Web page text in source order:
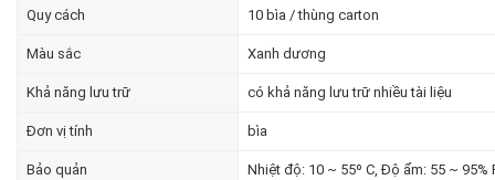
Quy cách 10 bìa / thùng carton
Màu sắc Xanh dương
Khả năng lưu trữ có khả năng lưu trữ nhiều tài liệu
Đơn vị tính bìa
Bảo quản Nhiệt độ: 10 ~ 55º C, Độ ẩm: 55 ~